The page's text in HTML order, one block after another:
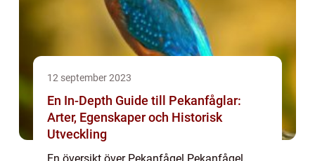
12 september 2023
En In-Depth Guide till Pekanfåglar:
Arter, Egenskaper och Historisk
Utveckling